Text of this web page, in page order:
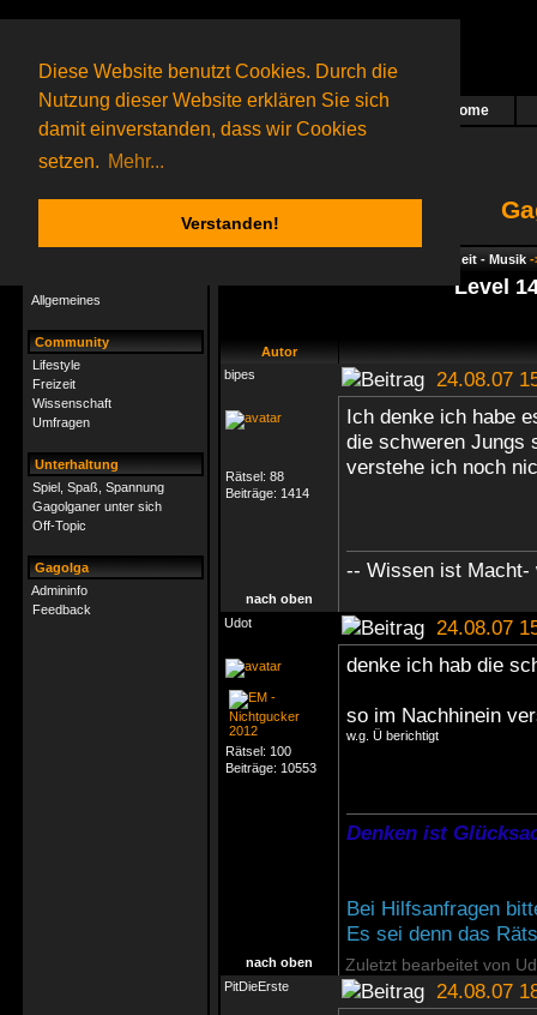
Diese Website benutzt Cookies. Durch die
Nutzung dieser Website erklären Sie sich
damit einverstanden, dass wir Cookies
setzen. Mehr...
Verstanden!
Das nächste Rätsel ist in Arbeit Home
76 Gagolganeronline(0 registrierte und 76 Gäste)
Gagolganer:
9732Rätsel online:
Allgemeines
Community
Lifestyle
Freizeit
Wissenschaft
Umfragen
Unterhaltung
Spiel, Spaß, Spannung
Gagolganer unter sich
Off-Topic
Gagolga
Admininfo
Feedback
Hobby & Freizeit - Musik
Level
Autor
bipes
24.08.07
Rätsel: 88
Beiträge: 1414
Ich denke ich habe
die schweren Jungs
verstehe ich noch
-- Wissen ist
nach oben
Udot
24.08.07
Rätsel: 100
Beiträge: 10553
denke ich hab die
so im Nachhinein
w.g. Ü berichtigt
Denken ist
Bei Hilfsanfragen
Es sei denn das
nach oben Zuletzt bearbeitet von
PitDieErste 24.08.07